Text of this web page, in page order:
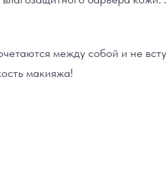
между собой и не
макияжа!